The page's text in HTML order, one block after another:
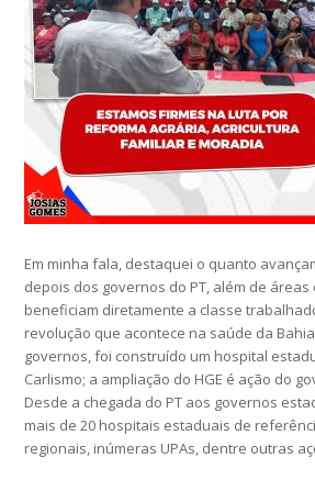
Em minha fala, destaquei o quanto
depois dos governos do PT, além de
beneficiam diretamente a classe
revolução que acontece na saúde da
governos, foi construído um hospital
Carlismo; a ampliação do HGE é ação do
Desde a chegada do PT aos governos
mais de 20 hospitais estaduais de
regionais, inúmeras UPAs, dentre outras